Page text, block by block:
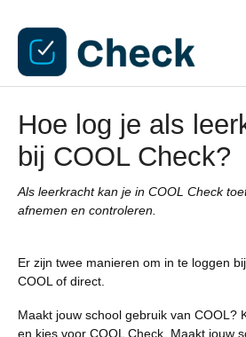
Hoe log je als
bij COOL Check?
Als leerkracht kan je in COOL Check
afnemen en controleren.
Er zijn twee manieren om in te loggen
COOL of direct.
Maakt jouw school gebruik van COOL?
en kies voor COOL Check. Maakt jouw